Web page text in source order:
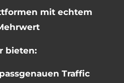
mit echtem
bieten:
Traffic